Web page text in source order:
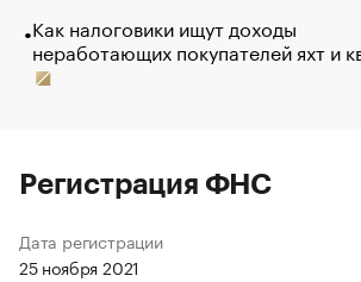
Как налоговики ищут доходы
неработающих покупателей яхт и
Регистрация ФНС
Дата регистрации
25 ноября 2021